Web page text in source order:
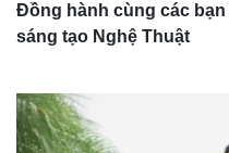
Đồng hành cùng các
sáng tạo Nghệ Thuật